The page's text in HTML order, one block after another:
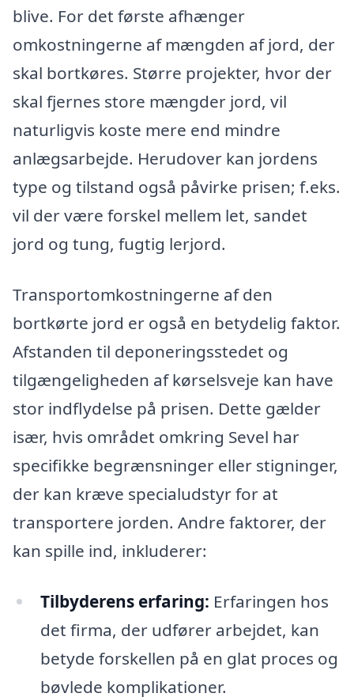
blive. For det første afhænger
omkostningerne af mængden af jord, der
skal bortkøres. Større projekter, hvor der
skal fjernes store mængder jord, vil
naturligvis koste mere end mindre
anlægsarbejde. Herudover kan jordens
type og tilstand også påvirke prisen; f.eks.
vil der være forskel mellem let, sandet
jord og tung, fugtig lerjord.
Transportomkostningerne af den
bortkørte jord er også en betydelig faktor.
Afstanden til deponeringsstedet og
tilgængeligheden af kørselsveje kan have
stor indflydelse på prisen. Dette gælder
især, hvis området omkring Sevel har
specifikke begrænsninger eller stigninger,
der kan kræve specialudstyr for at
transportere jorden. Andre faktorer, der
kan spille ind, inkluderer:
Tilbyderens erfaring: Erfaringen hos
det firma, der udfører arbejdet, kan
betyde forskellen på en glat proces og
bøvlede komplikationer.